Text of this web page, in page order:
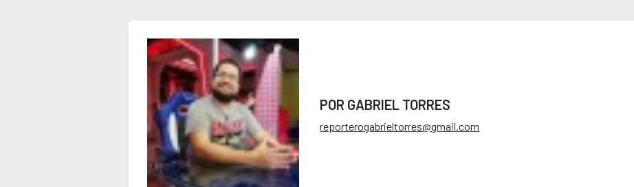
POR GABRIEL TORRES
reporterogabrieltorres@gmail.com